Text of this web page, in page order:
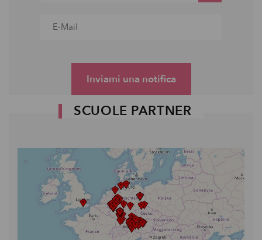
Inviami una notifica
SCUOLE PARTNER